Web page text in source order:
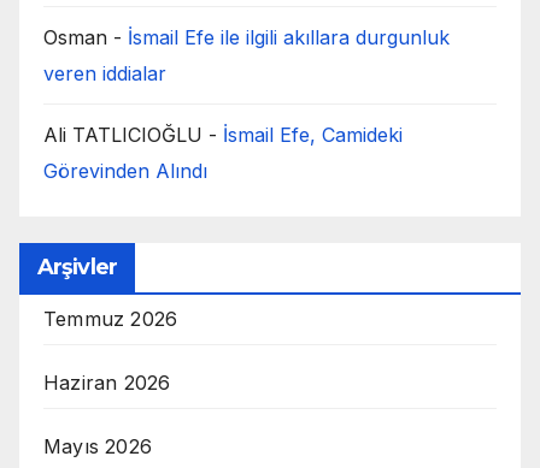
Osman - İsmail Efe ile ilgili akıllara durgunluk
veren iddialar
Ali TATLICIOĞLU - İsmail Efe, Camideki
Görevinden Alındı
Arşivler
Temmuz 2026
Haziran 2026
Mayıs 2026